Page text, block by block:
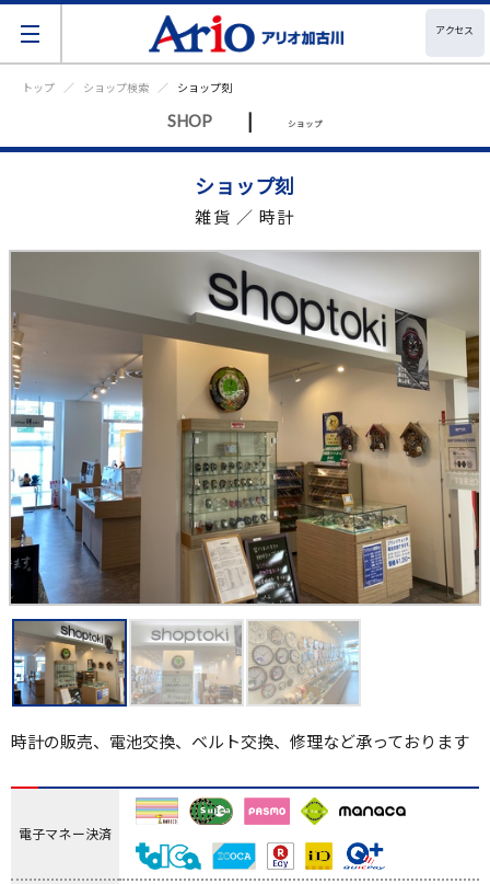
アクセス
トップ ショップ検索 ショップ刻
SHOP | ショップ
ショップ刻
雑貨 ／ 時計
時計の販売、電池交換、ベルト交換、修理など承っております
電子マネー決済